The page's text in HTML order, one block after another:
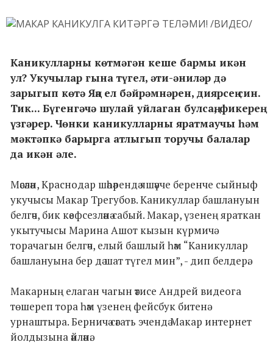
Каникулларны көтмәгән кеше бармы икән
ул? Укучылар гына түгел, әти-әниләр дә
зарыгып көтә Яңа ел бәйрәмнәрен, диярсең син.
Тик... Бүгенгәчә шулай уйлаган булсаң, фикерең
үзгәрер. Чөнки каникулларны яратмаучы һәм
мәктәпкә барырга атлыгып торучы балалар
да икән әле.
Мәсәлән, Краснодар шәһәрендә яшәүче беренче сыйныф
укучысы Макар Трегубов. Каникуллар башлануын
белгәч, бик кәефсезләнә сабый. Макар, үзенең яраткан
укытучысы Марина Ашот кызын күрмичә
торачагын белгәч, елый башлый һәм “Каникуллар
башлануына бер дә шат түгел мин”, - дип белдерә.
Макарның елаган чагын әтисе Андрей видеога
төшереп тора һәм үзенең фейсбук битенә
урнаштыра. Берничә сәгать эчендә Макар интернет
йолдызына әйләнә.